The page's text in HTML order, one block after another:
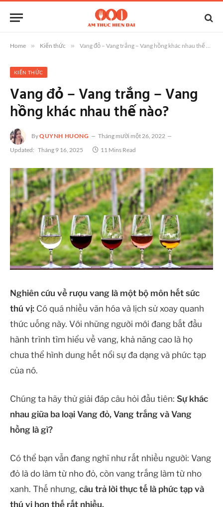
Home » Kiến thức » Vang đỏ – Vang trắng – Vang hồng khác nhau thế nào?
KIẾN THỨC
Vang đỏ – Vang trắng – Vang
hồng khác nhau thế nào?
ByQUYNH HUONG
Tháng mười một 26, 2022
Updated: Tháng 9 16, 2025 11 Mins Read
Nghiên cứu về rượu vang là một bộ môn hết sức
thú vị: Có quá nhiều văn hóa và lịch sử xoay quanh
thức uống này. Với những người mới đang bắt đầu
hành trình tìm hiểu về vang, khả năng cao là họ
chưa thể hình dung hết nổi sự đa dạng và phức tạp
của nó.
Chúng ta hãy thử giải đáp câu hỏi đầu tiên: Sự khác
nhau giữa ba loại Vang đỏ, Vang trắng và Vang
hồng là gì?
Có thể bạn vẫn đang nghĩ như rất nhiều người: Vang
đỏ là do làm từ nho đỏ, còn vang trắng làm từ nho
xanh. Thế nhưng, câu trả lời thực tế là phức tạp và
thú vị hơn thế rất nhiều.